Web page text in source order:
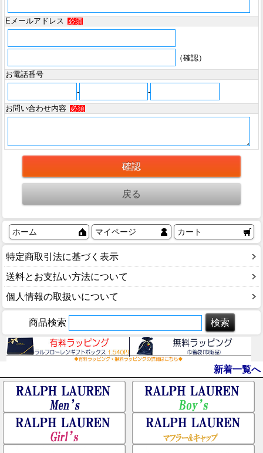
Eメールアドレス 必須
（確認）
お電話番号
-
-
お問い合わせ内容
必須
ホーム マイページ カート
特定商取引法に基づく表示
送料とお支払い方法について
個人情報の取扱いについて
商品検索
新着一覧へ